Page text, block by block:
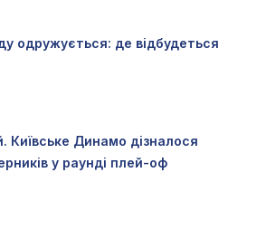
одружується: де відбудеться
Київське Динамо дізналося
у раунді плей-оф